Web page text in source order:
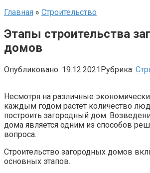
Главная » Строительство
Этапы строительства
домов
Опубликовано: 19.12.2021Рубрика:
Несмотря на различные
каждым годом растет количество
построить загородный дом.
дома является одним из способов
вопроса.
Строительство загородных домов
основных этапов.